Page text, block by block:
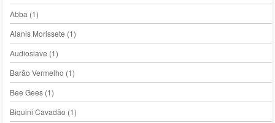
Abba (1)
Alanis Morissete (1)
Audioslave (1)
Barão Vermelho (1)
Bee Gees(1)
Biquini Cavadão (1)